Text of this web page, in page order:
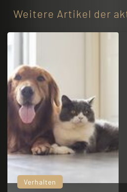
Weitere Artikel der
Verhalten